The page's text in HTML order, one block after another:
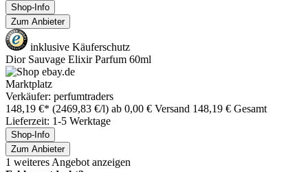
Shop-Info
Zum Anbieter
inklusive Käuferschutz
Dior Sauvage Elixir Parfum 60ml
Marktplatz
Verkäufer: perfumtraders
148,19 €* (2469,83 €/l) ab 0,00 € Versand 148,19 € Gesamt
Lieferzeit: 1-5 Werktage
Shop-Info
Zum Anbieter
1 weiteres Angebot anzeigen